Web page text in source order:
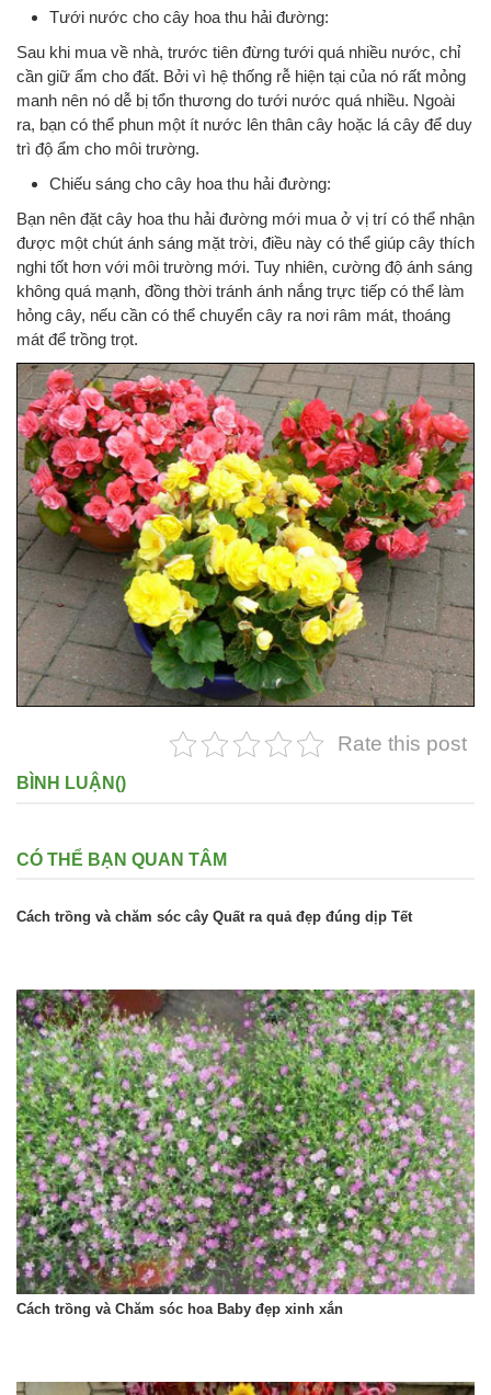
Tưới nước cho cây hoa thu hải đường:
Sau khi mua về nhà, trước tiên đừng tưới quá nhiều nước, chỉ
cần giữ ẩm cho đất. Bởi vì hệ thống rễ hiện tại của nó rất mỏng
manh nên nó dễ bị tổn thương do tưới nước quá nhiều. Ngoài
ra, bạn có thể phun một ít nước lên thân cây hoặc lá cây để duy
trì độ ẩm cho môi trường.
Chiếu sáng cho cây hoa thu hải đường:
Bạn nên đặt cây hoa thu hải đường mới mua ở vị trí có thể nhận
được một chút ánh sáng mặt trời, điều này có thể giúp cây thích
nghi tốt hơn với môi trường mới. Tuy nhiên, cường độ ánh sáng
không quá mạnh, đồng thời tránh ánh nắng trực tiếp có thể làm
hỏng cây, nếu cần có thể chuyển cây ra nơi râm mát, thoáng
mát để trồng trọt.
Rate this post
BÌNH LUẬN()
CÓ THỂ BẠN QUAN TÂM
Cách trồng và chăm sóc cây Quất ra quả đẹp đúng dịp Tết
Cách trồng và Chăm sóc hoa Baby đẹp xinh xắn